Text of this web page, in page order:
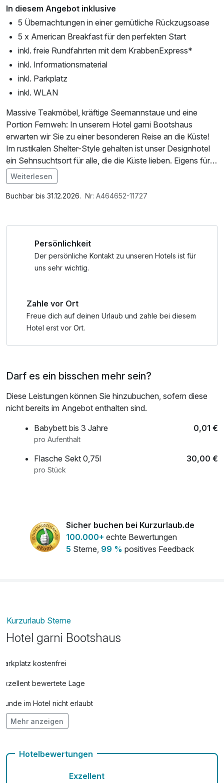
In diesem Angebot inklusive
5 Übernachtungen in einer gemütliche Rückzugsoase
5 x American Breakfast für den perfekten Start
inkl. freie Rundfahrten mit dem KrabbenExpress*
inkl. Informationsmaterial
inkl. Parkplatz
inkl. WLAN
Massive Teakmöbel, kräftige Seemannstaue und eine
Portion Fernweh: In unserem Hotel garni Bootshaus
erwarten wir Sie zu einer besonderen Reise an die Küste!
Im rustikalen Shelter-Style gehalten ist unser Designhotel
ein Sehnsuchtsort für alle, die die Küste lieben. Eigens fürs
Bootshaus angefertigte Designelemente werden durch
unsere hochmoderne Ausstattung komplettiert, das
maritime Flair Büsums ist allgegenwärtig. Und das in
*Im Rahmen Ihrer Gästekarte: Nutzung des Büsumer
KrabbenExpress von April bis Oktober auf der Linie 1; für
alle Fahrten und Rundfahrten der Linie 2, die die Gemeinde
Im Angebot enthalten
Parkplatz, W-LAN Nutzung / Internetnutzung
Weiterlesen
Buchbar bis 31.12.2026. Nr: A464652-11727
Persönlichkeit
Der persönliche Kontakt zu unseren Hotels ist für
uns sehr wichtig.
Zahle vor Ort
Freue dich auf deinen Urlaub und zahle bei diesem
Hotel erst vor Ort.
Darf es ein bisschen mehr sein?
Diese Leistungen können Sie hinzubuchen, sofern diese
nicht bereits im Angebot enthalten sind.
Babybett bis 3 Jahre
0,01 €
pro Aufenthalt
Flasche Sekt 0,75l 30,00 €
pro Stück
Sicher buchen bei Kurzurlaub.de
100.000+ echte Bewertungen
5 Sterne, 99 % positives Feedback
Kurzurlaub Sterne
Hotel garni Bootshaus
Parkplatz kostenfrei
Exzellent bewertete Lage
Hunde im Hotel nicht erlaubt
Fahrradverleih
Mehr anzeigen
Hotelbewertungen
Exzellent